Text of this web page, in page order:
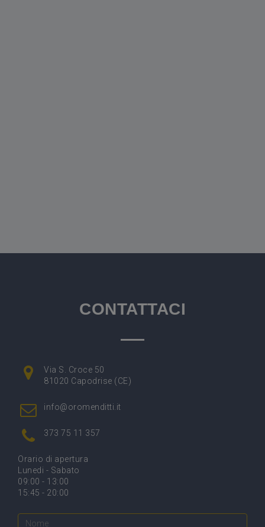
CONTATTACI
Via S. Croce 50
81020 Capodrise (CE)
info@oromenditti.it
373 75 11 357
Orario di apertura
Lunedi - Sabato
09:00 - 13:00
15:45 - 20:00